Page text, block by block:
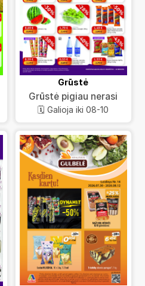
Grūstė
Grūstė pigiau nerasi
🗓️ Galioja iki 08-10